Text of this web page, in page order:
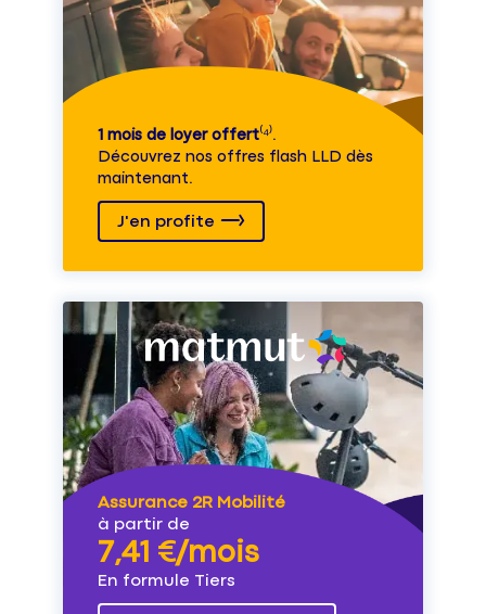
1 mois de loyer offert⁽⁴⁾.
Découvrez nos offres flash LLD dès
maintenant.
J'en profite
Assurance 2R Mobilité
à partir de
7,41 €/mois
En formule Tiers